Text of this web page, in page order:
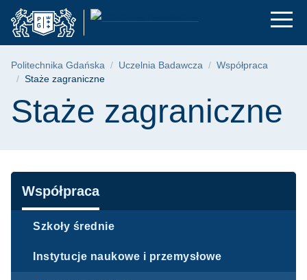
Przejdź
do
menu
Przejdź
do
wyszukiwarki
Przejdź
do
treści
Staże zagraniczne |
Ścieżka nawigacyjna
Politechnika Gdańska Uczelnia Badawcza
Współpraca
Staże zagraniczne
Treść strony
Staże zagraniczne
Nawigacja
Współpraca
Szkoły średnie
Instytucje naukowe i przemysłowe